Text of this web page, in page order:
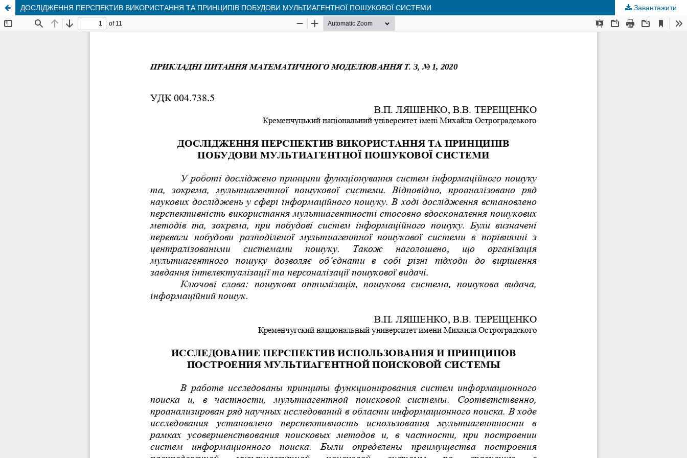
ДОСЛІДЖЕННЯ ПЕРСПЕКТИВ ВИКОРИСТАННЯ ТА ПРИНЦИПІВ ПОБУДОВИ МУЛЬТИАГЕНТНОЇ ПОШУКОВОЇ СИСТЕМИ Завантажити